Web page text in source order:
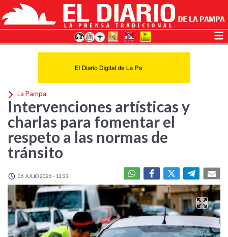
La Pampa
Intervenciones artísticas y
charlas para fomentar el
respeto a las normas de
tránsito
06 JULIO 2026 - 12:33